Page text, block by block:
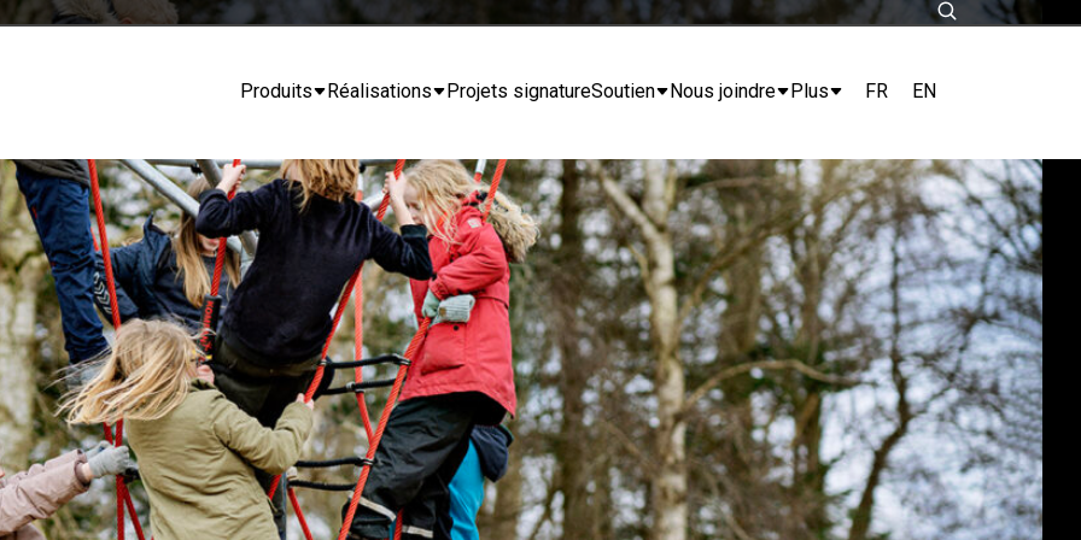
Produits Réalisations Projets signatureSoutien Nous joindre Plus FR EN